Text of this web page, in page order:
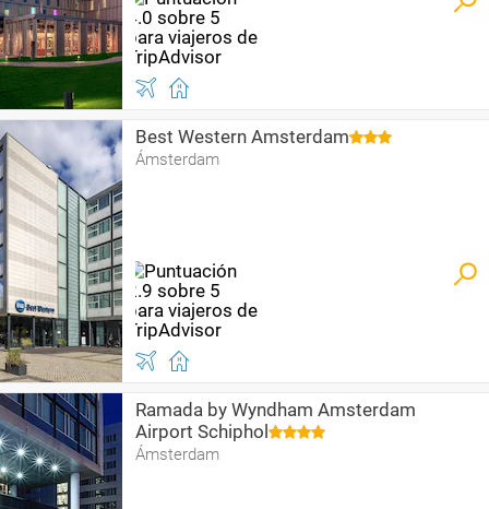
Best Western Amsterdam
Ámsterdam
Ramada by Wyndham Amsterdam
Airport Schiphol
Ámsterdam